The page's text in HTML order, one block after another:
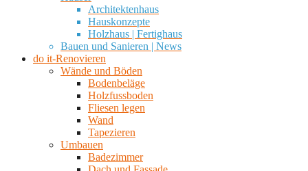
Architektenhaus
Hauskonzepte
Holzhaus | Fertighaus
Bauen und Sanieren | News
do it-Renovieren
Wände und Böden
Bodenbeläge
Holzfussboden
Fliesen legen
Wand
Tapezieren
Umbauen
Badezimmer